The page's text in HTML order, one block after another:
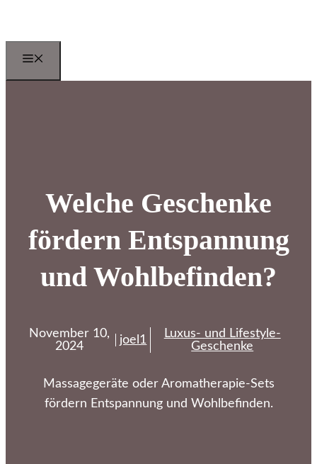
springen
Welche Geschenke
fördern Entspannung
und Wohlbefinden?
November 10,
2024
joel1
Luxus- und Lifestyle-
Geschenke
Massagegeräte oder Aromatherapie-Sets
fördern Entspannung und Wohlbefinden.